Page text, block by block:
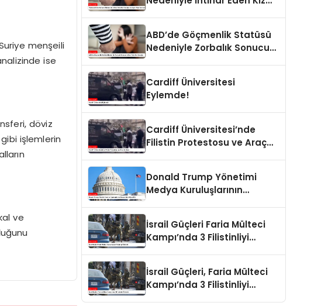
menşeili
ise
döviz
işlemlerin
ve
ABD’de Göçmenlik Statüsü
Nedeniyle Zorbalık Sonucu
Cardiff Üniversitesi
Eylemde!
Cardiff Üniversitesi’nde
Filistin Protestosu ve Araç
Donald Trump Yönetimi
Medya Kuruluşlarının
İsrail Güçleri Faria Mülteci
Kampı’nda 3 Filistinliyi
İsrail Güçleri, Faria Mülteci
Kampı’nda 3 Filistinliyi